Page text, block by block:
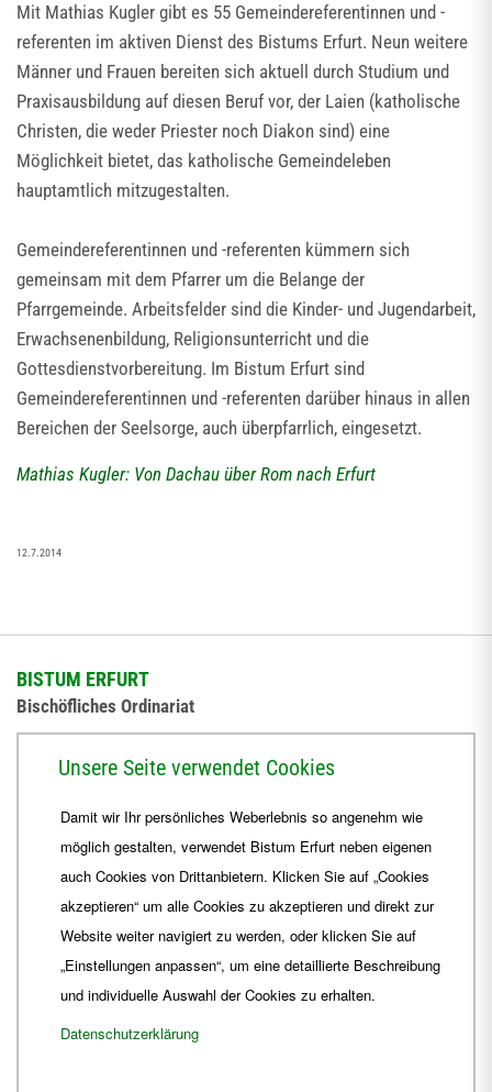
Mit Mathias Kugler gibt es 55 Gemeindereferentinnen und -
referenten im aktiven Dienst des Bistums Erfurt. Neun weitere
Männer und Frauen bereiten sich aktuell durch Studium und
Praxisausbildung auf diesen Beruf vor, der Laien (katholische
Christen, die weder Priester noch Diakon sind) eine
Möglichkeit bietet, das katholische Gemeindeleben
hauptamtlich mitzugestalten.
Gemeindereferentinnen und -referenten kümmern sich
gemeinsam mit dem Pfarrer um die Belange der
Pfarrgemeinde. Arbeitsfelder sind die Kinder- und Jugendarbeit,
Erwachsenenbildung, Religionsunterricht und die
Gottesdienstvorbereitung. Im Bistum Erfurt sind
Gemeindereferentinnen und -referenten darüber hinaus in allen
Bereichen der Seelsorge, auch überpfarrlich, eingesetzt.
Mathias Kugler: Von Dachau über Rom nach Erfurt
12.7.2014
BISTUM ERFURT
Bischöfliches Ordinariat
+49 361 6572-444
ordinariat Bistum-Erfurt.de
Unsere Seite verwendet Cookies
Damit wir Ihr persönliches Weberlebnis so angenehm wie
möglich gestalten, verwendet Bistum Erfurt neben eigenen
auch Cookies von Drittanbietern. Klicken Sie auf „Cookies
akzeptieren“ um alle Cookies zu akzeptieren und direkt zur
Website weiter navigiert zu werden, oder klicken Sie auf
„Einstellungen anpassen“, um eine detaillierte Beschreibung
und individuelle Auswahl der Cookies zu erhalten.
Datenschutzerklärung